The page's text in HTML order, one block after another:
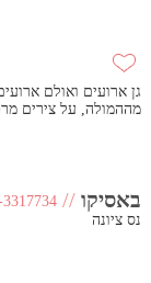
גן ארועים ואולם
מההמולה, על צירים
באסיקו //
נס ציונה